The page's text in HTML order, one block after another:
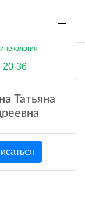
20-36
Татьяна